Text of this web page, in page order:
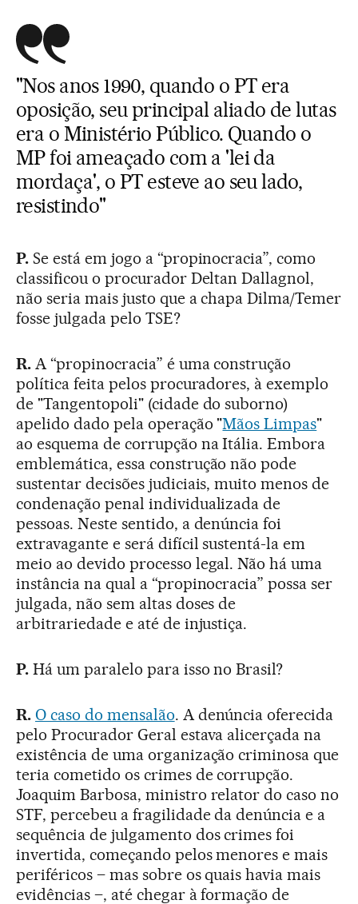
"Nos anos 1990, quando o PT era
oposição, seu principal aliado de lutas
era o Ministério Público. Quando o
MP foi ameaçado com a 'lei da
mordaça', o PT esteve ao seu lado,
resistindo"
P.Se está em jogo a “propinocracia”, como
classificou o procurador Deltan Dallagnol,
não seria mais justo que a chapa Dilma/Temer
fosse julgada pelo TSE?
R.A “propinocracia” é uma construção
política feita pelos procuradores, à exemplo
de "Tangentopoli" (cidade do suborno)
apelido dado pela operação "Mãos Limpas"
ao esquema de corrupção na Itália. Embora
emblemática, essa construção não pode
sustentar decisões judiciais, muito menos de
condenação penal individualizada de
pessoas. Neste sentido, a denúncia foi
extravagante e será difícil sustentá-la em
meio ao devido processo legal. Não há uma
instância na qual a “propinocracia” possa ser
julgada, não sem altas doses de
arbitrariedade e até de injustiça.
P. Há um paralelo para isso no Brasil?
R. O caso do mensalão. A denúncia oferecida
pelo Procurador Geral estava alicerçada na
existência de uma organização criminosa que
teria cometido os crimes de corrupção.
Joaquim Barbosa, ministro relator do caso no
STF, percebeu a fragilidade da denúncia e a
sequência de julgamento dos crimes foi
invertida, começando pelos menores e mais
periféricos – mas sobre os quais havia mais
evidências –, até chegar à formação de